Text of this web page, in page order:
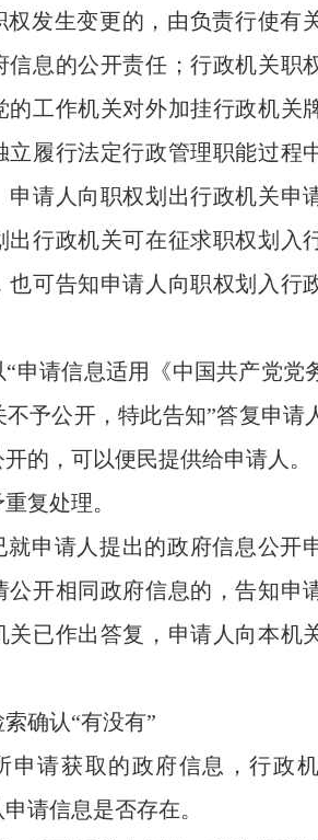
权发生变更的，由负责行使有
信息的公开责任；行政机关职
的工作机关对外加挂行政机关
立履行法定行政管理职能过程
申请人向职权划出行政机关申
出行政机关可在征求职权划入
也可告知申请人向职权划入行
“申请信息适用《中国共产党党
予公开，特此告知”答复申请
的，可以便民提供给申请人。
复处理。
就申请人提出的政府信息公开
公开相同政府信息的，告知申
关已作出答复，申请人向本机
确认“有没有”
申请获取的政府信息，行政
请信息是否存在。